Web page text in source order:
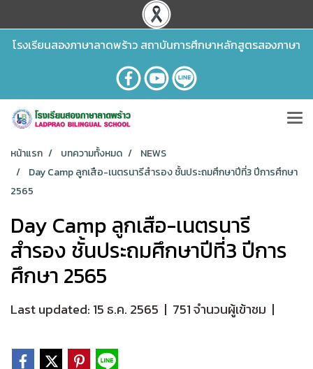
โรงเรียนสองภาษาลาดพร้าว สถาบันการศึกษาหลักสูตรสองภาษา
หน้าแรก บทความทั้งหมด
NEWS
Day Camp ลูกเสือ-เนตรนารีสำรอง ชั้นประถมศึกษาปีที่3 ปีการศึกษา
2565
Day Camp ลูกเสือ-เนตรนารี
สำรอง ชั้นประถมศึกษาปีที่3 ปีการ
ศึกษา 2565
Last updated: 15 ธ.ค. 2565 | 751 จำนวนผู้เข้าชม |